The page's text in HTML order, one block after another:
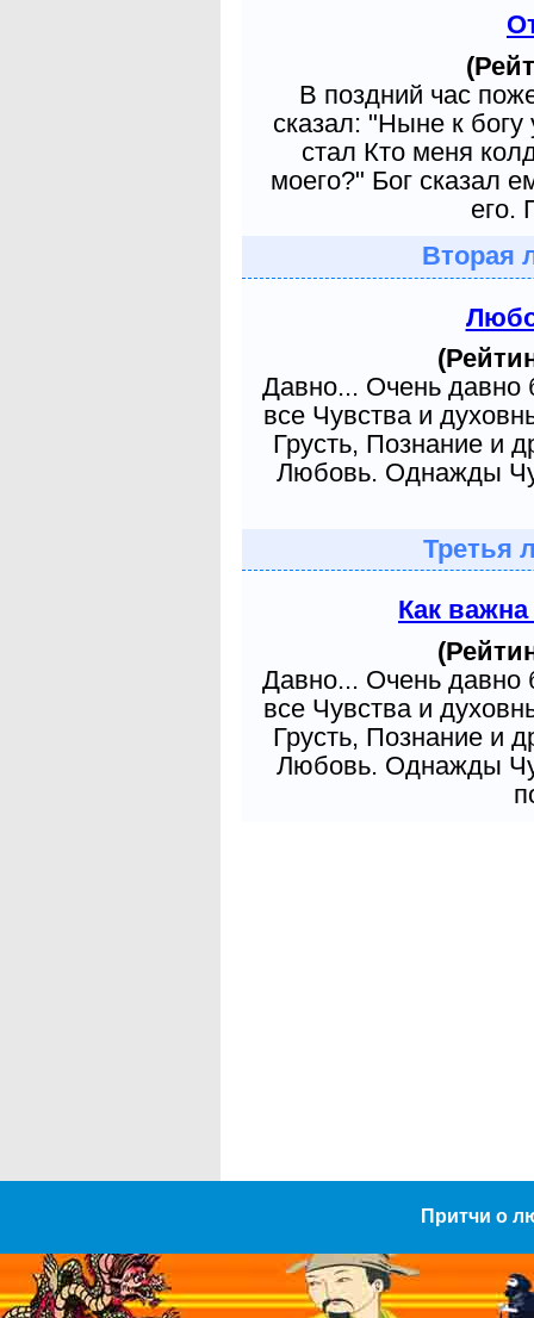
В поздний час
сказал: "Ныне к
стал Кто меня
моего?" Бог сказал
его.
Вторая
Давно... Очень давно
все Чувства и
Грусть, Познание и
Любовь. Однажды
Третья
Как
Давно... Очень давно
все Чувства и
Грусть, Познание и
Любовь. Однажды
Притчи о